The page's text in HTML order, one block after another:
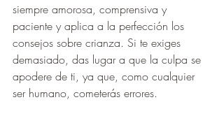
siempre amorosa, comprensiva y
paciente y aplica a la perfección los
consejos sobre crianza. Si te exiges
demasiado, das lugar a que la culpa se
apodere de ti, ya que, como cualquier
ser humano, cometerás errores.